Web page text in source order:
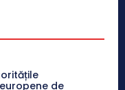
de